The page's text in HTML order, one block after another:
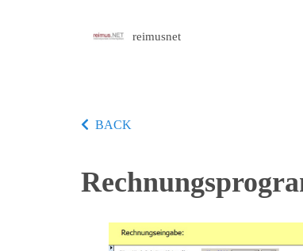
reimusnet
BACK